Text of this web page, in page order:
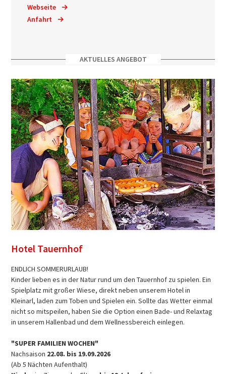
Webseite
Anfahrt
AKTUELLES ANGEBOT
Hotel Tauernhof
ENDLICH SOMMERURLAUB!
Kinder lieben es in der Natur rund um den Tauernhof zu spielen. Ein
Spielplatz mit großer Wiese, direkt neben unserem Hotel in
Kleinarl, laden zum Toben und Spielen ein. Sollte das Wetter einmal
nicht so mitspeilen, haben Sie die Option einen Bade- und Relaxtag
in unserem Hallenbad und dem Wellnessbereich einlegen.
"SUPER FAMILIEN WOCHEN"
Nachsaison 22.08. bis 19.09.2026
(Ab 5 Nächten Aufenthalt)